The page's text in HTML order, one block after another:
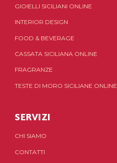
GIOIELLI SICILIANI ONLINE
INTERIOR DESIGN
FOOD & BEVERAGE
CASSATA SICILIANA ONLINE
FRAGRANZE
TESTE DI MORO SICILIANE ONLINE
SERVIZI
CHI SIAMO
CONTATTI